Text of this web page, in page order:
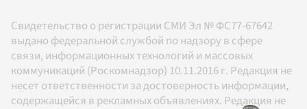
Свидетельство о регистрации СМИ Эл № ФС77-67642
выдано федеральной службой по надзору в сфере
связи, информационных технологий и массовых
коммуникаций (Роскомнадзор) 10.11.2016 г. Редакция не
несет ответственности за достоверность информации,
содержащейся в рекламных объявлениях. Редакция не